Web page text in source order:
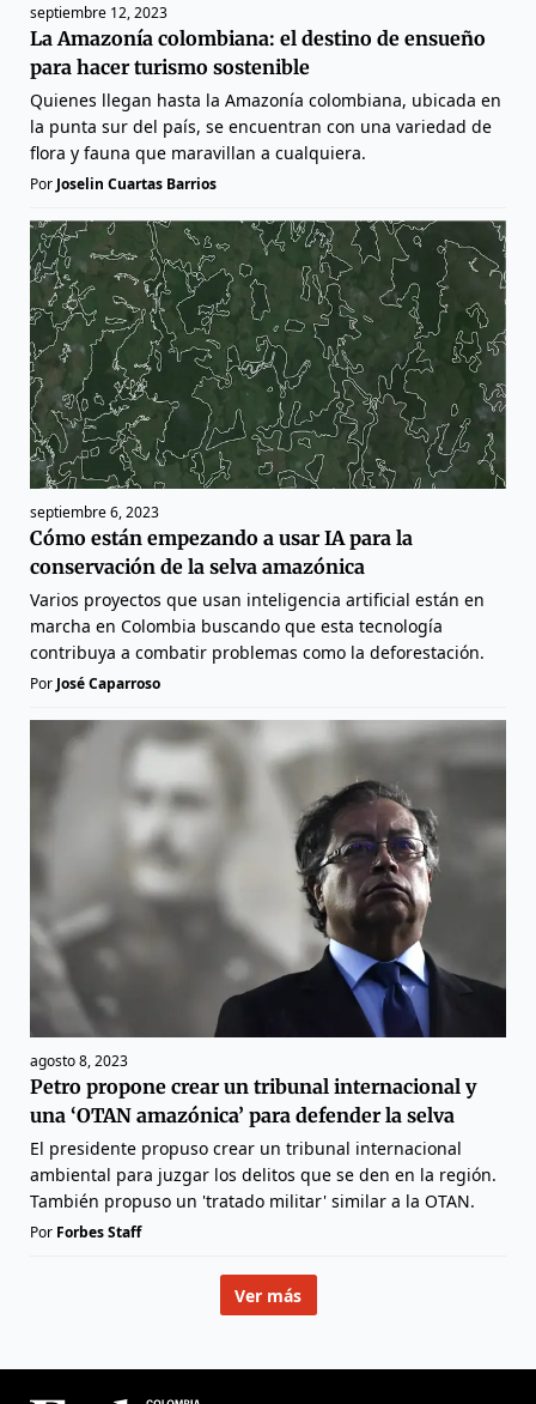
septiembre 12, 2023
La Amazonía colombiana: el destino de ensueño
para hacer turismo sostenible
Quienes llegan hasta la Amazonía colombiana, ubicada en
la punta sur del país, se encuentran con una variedad de
flora y fauna que maravillan a cualquiera.
Por Joselin Cuartas Barrios
septiembre 6, 2023
Cómo están empezando a usar IA para la
conservación de la selva amazónica
Varios proyectos que usan inteligencia artificial están en
marcha en Colombia buscando que esta tecnología
contribuya a combatir problemas como la deforestación.
Por José Caparroso
agosto 8, 2023
Petro propone crear un tribunal internacional y
una ‘OTAN amazónica’ para defender la selva
El presidente propuso crear un tribunal internacional
ambiental para juzgar los delitos que se den en la región.
También propuso un 'tratado militar' similar a la OTAN.
Por Forbes Staff
Ver más